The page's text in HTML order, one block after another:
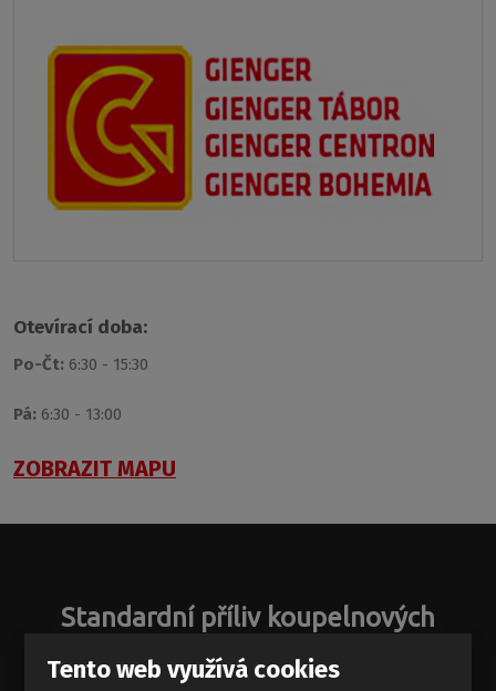
Otevírací doba:
Po-Čt: 6:30 - 15:30
Pá: 6:30 - 13:00
ZOBRAZIT MAPU
Standardní příliv koupelnových
zajímavostí
Tento web využívá cookies